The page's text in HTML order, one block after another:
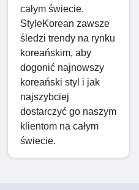
całym świecie.
StyleKorean zawsze
śledzi trendy na rynku
koreańskim, aby
dogonić najnowszy
koreański styl i jak
najszybciej
dostarczyć go naszym
klientom na całym
świecie.